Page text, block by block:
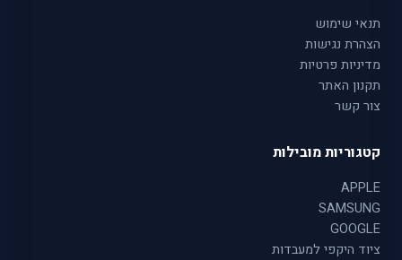
תנאי שימוש
הצהרת נגישות
מדיניות פרטיות
תקנון האתר
צור קשר
קטגוריות מובילות
APPLE
SAMSUNG
GOOGLE
ציוד היקפי למעבדות